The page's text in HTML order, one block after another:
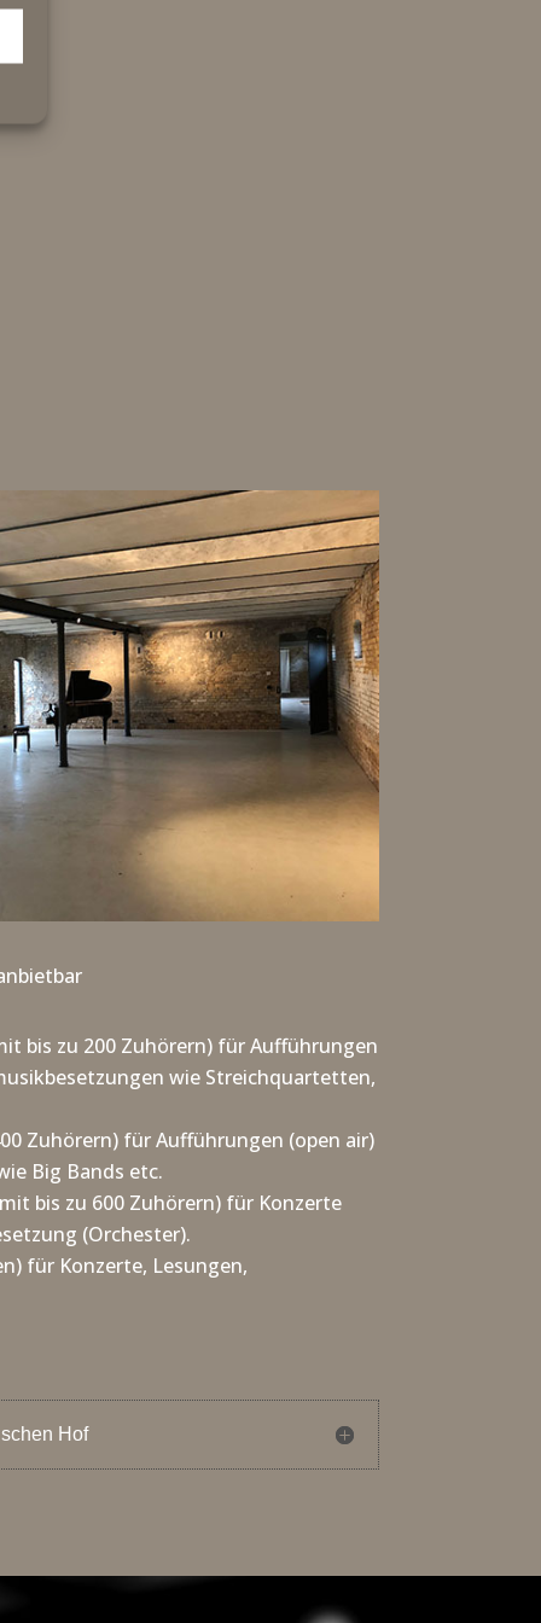
bis zu 200 Zuhörern) für Aufführungen
wie Streichquartetten,
Zuhörern) für Aufführungen (open air)
Big Bands etc.
bis zu 600 Zuhörern) für Konzerte
(Orchester).
für Konzerte, Lesungen,
Hof